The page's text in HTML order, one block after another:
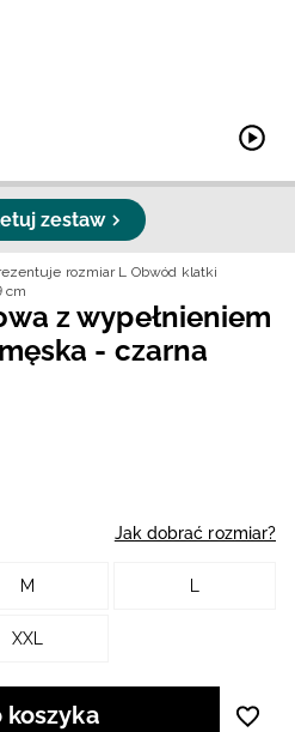
zestaw
rozmiar L Obwód klatki
cm
z wypełnieniem
- czarna
Jak dobrać rozmiar?
M L
XXL
koszyka